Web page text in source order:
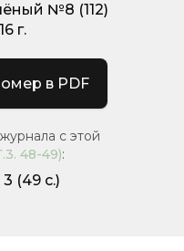
№8 (112)
г.
в PDF
с этой
48-49):
3 (49 с.)